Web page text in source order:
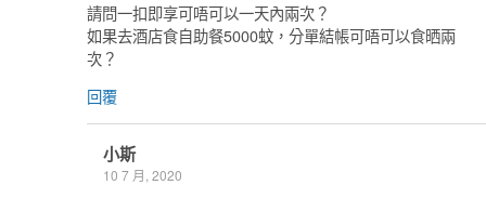
請問一扣即享可唔可以一天內兩次？
如果去酒店食自助餐5000蚊，分單結帳可唔可以食晒兩
次？
回覆
小斯
10 7 月, 2020